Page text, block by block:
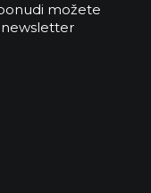
možete